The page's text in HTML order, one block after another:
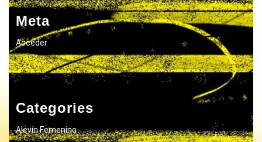
Meta
Acceder
Categories
Alevín Femenino